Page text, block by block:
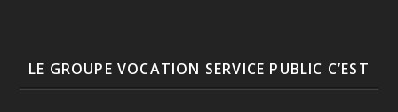
LE GROUPE VOCATION SERVICE PUBLIC C’EST